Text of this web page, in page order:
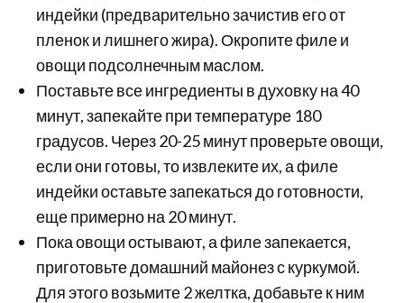
индейки (предварительно зачистив его от
пленок и лишнего жира). Окропите филе и
овощи подсолнечным маслом.
Поставьте все ингредиенты в духовку на 40
минут, запекайте при температуре 180
градусов. Через 20-25 минут проверьте овощи,
если они готовы, то извлеките их, а филе
индейки оставьте запекаться до готовности,
еще примерно на 20 минут.
Пока овощи остывают, а филе запекается,
приготовьте домашний майонез с куркумой.
Для этого возьмите 2 желтка, добавьте к ним